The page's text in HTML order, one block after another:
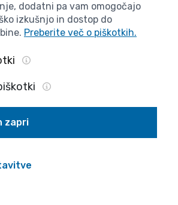
do 12.00 ure
podatke iz teh obrazcev
kandidat ni član programske
razpis
v I. fazi s kratko prijavo z
dodatni pa vam omogočajo
izkušnjo in dostop do
Preberite več o piškotkih.
zapri